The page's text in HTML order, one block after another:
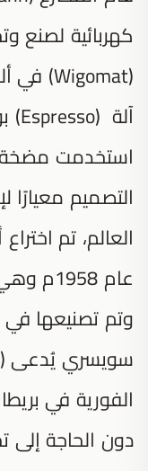
كهربائية لصنع
استخدمت
التصميم معيارًا
العالم، تم
وتم تصنيعها
الفورية في
دون الحاجة إلى